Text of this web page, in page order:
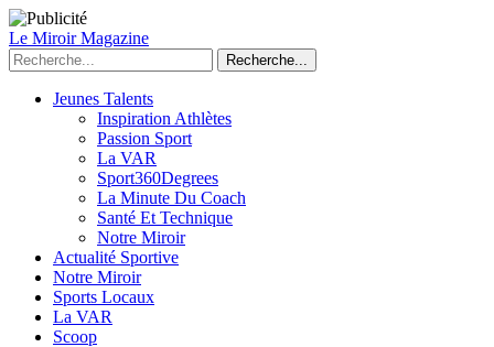
Le Miroir Magazine
Recherche...
Jeunes Talents
Inspiration Athlètes
Passion Sport
La VAR
Sport360Degrees
La Minute Du Coach
Santé Et Technique
Notre Miroir
Actualité Sportive
Notre Miroir
Sports Locaux
La VAR
Scoop